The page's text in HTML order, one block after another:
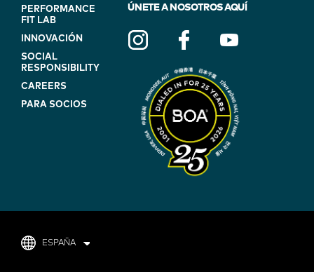
FOOTER
NAVIGATION
(ON
BLUE)
PERFORMANCE
FIT LAB
INNOVACIÓN
SOCIAL
RESPONSIBILITY
CAREERS
PARA SOCIOS
ÚNETE A NOSOTROS AQUÍ
ESPAÑA